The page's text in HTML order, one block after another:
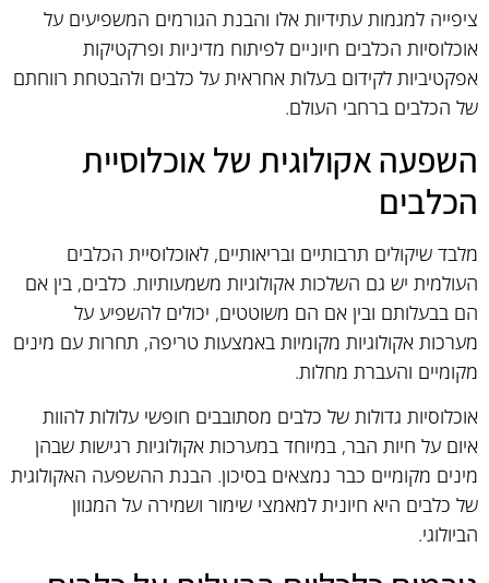
ציפייה למגמות עתידיות אלו והבנת הגורמים המשפיעים על
אוכלוסיות הכלבים חיוניים לפיתוח מדיניות ופרקטיקות
אפקטיביות לקידום בעלות אחראית על כלבים ולהבטחת רווחתם
של הכלבים ברחבי העולם.
השפעה אקולוגית של אוכלוסיית
הכלבים
מלבד שיקולים תרבותיים ובריאותיים, לאוכלוסיית הכלבים
העולמית יש גם השלכות אקולוגיות משמעותיות. כלבים, בין אם
הם בבעלותם ובין אם הם משוטטים, יכולים להשפיע על
מערכות אקולוגיות מקומיות באמצעות טריפה, תחרות עם מינים
מקומיים והעברת מחלות.
אוכלוסיות גדולות של כלבים מסתובבים חופשי עלולות להוות
איום על חיות הבר, במיוחד במערכות אקולוגיות רגישות שבהן
מינים מקומיים כבר נמצאים בסיכון. הבנת ההשפעה האקולוגית
של כלבים היא חיונית למאמצי שימור ושמירה על המגוון
הביולוגי.